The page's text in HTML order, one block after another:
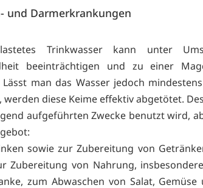
und Darmerkrankungen
Trinkwasser kann unter
beeinträchtigen und zu einer
man das Wasser jedoch
werden diese Keime effektiv abgetötet.
aufgeführten Zwecke benutzt wird,
sowie zur Zubereitung von
Zubereitung von Nahrung,
zum Abwaschen von Salat,